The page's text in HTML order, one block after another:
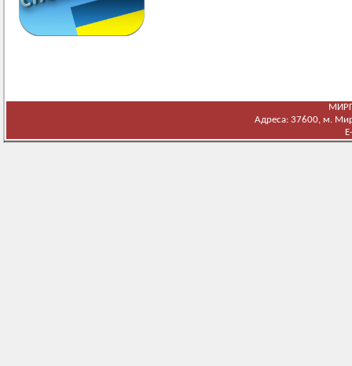
Адреса: 37600, м.